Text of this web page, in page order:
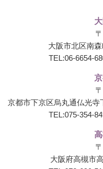
大阪市北区南
TEL:06-6654-
京都市下京区烏丸通仏光寺
TEL:075-354-
大阪府高槻市